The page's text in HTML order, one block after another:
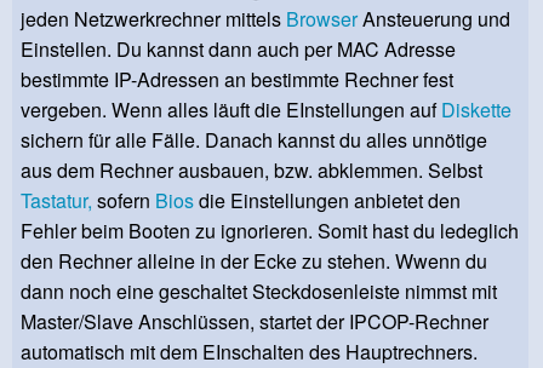
jeden Netzwerkrechner mittels BrowserAnsteuerung und
Einstellen. Du kannst dann auch per MAC Adresse
bestimmte IP-Adressen an bestimmte Rechner fest
vergeben. Wenn alles läuft die EInstellungen aufDiskette
sichern für alle Fälle. Danach kannst du alles unnötige
aus dem Rechner ausbauen, bzw. abklemmen. Selbst
Tastatur, sofern Biosdie Einstellungen anbietet den
Fehler beim Booten zu ignorieren. Somit hast du ledeglich
den Rechner alleine in der Ecke zu stehen. Wwenn du
dann noch eine geschaltet Steckdosenleiste nimmst mit
Master/Slave Anschlüssen, startet der IPCOP-Rechner
automatisch mit dem EInschalten des Hauptrechners.